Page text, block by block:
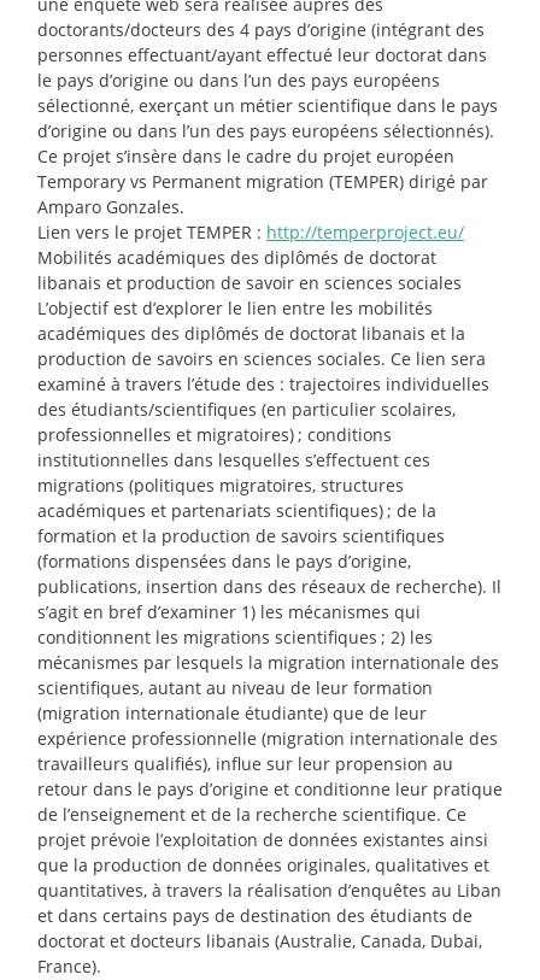
doctorants/docteurs des 4 pays d’origine (intégrant des
personnes effectuant/ayant effectué leur doctorat dans
le pays d’origine ou dans l’un des pays européens
sélectionné, exerçant un métier scientifique dans le pays
d’origine ou dans l’un des pays européens sélectionnés).
Ce projet s’insère dans le cadre du projet européen
Temporary vs Permanent migration (TEMPER) dirigé par
Amparo Gonzales.
Lien vers le projet TEMPER : http://temperproject.eu/
Mobilités académiques des diplômés de doctorat
libanais et production de savoir en sciences sociales
L’objectif est d’explorer le lien entre les mobilités
académiques des diplômés de doctorat libanais et la
production de savoirs en sciences sociales. Ce lien sera
examiné à travers l’étude des : trajectoires individuelles
des étudiants/scientifiques (en particulier scolaires,
professionnelles et migratoires); conditions
institutionnelles dans lesquelles s’effectuent ces
migrations (politiques migratoires, structures
académiques et partenariats scientifiques); de la
formation et la production de savoirs scientifiques
(formations dispensées dans le pays d’origine,
publications, insertion dans des réseaux de recherche). Il
s’agit en bref d’examiner 1) les mécanismes qui
conditionnent les migrations scientifiques ; 2) les
mécanismes par lesquels la migration internationale des
scientifiques, autant au niveau de leur formation
(migration internationale étudiante) que de leur
expérience professionnelle (migration internationale des
travailleurs qualifiés), influe sur leur propension au
retour dans le pays d’origine et conditionne leur pratique
de l’enseignement et de la recherche scientifique. Ce
projet prévoie l’exploitation de données existantes ainsi
que la production de données originales, qualitatives et
quantitatives, à travers la réalisation d’enquêtes au Liban
et dans certains pays de destination des étudiants de
doctorat et docteurs libanais (Australie, Canada, Dubai,
France).